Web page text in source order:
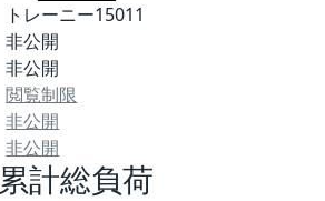
トレーニー15011
非公開
非公開
閲覧制限
非公開
非公開
累計総負荷